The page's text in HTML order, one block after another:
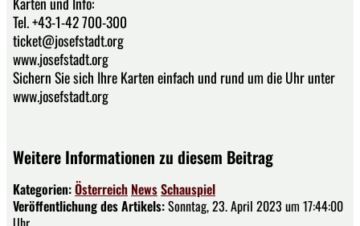
Tel. +43-1-42 700-300
ticket@josefstadt.org
www.josefstadt.org
Sichern Sie sich Ihre Karten einfach und rund um die Uhr unter
www.josefstadt.org
Weitere Informationen zu diesem Beitrag
Kategorien:Österreich NewsSchauspiel
Veröffentlichung des Artikels:Sonntag, 23. April 2023 um 17:44:00